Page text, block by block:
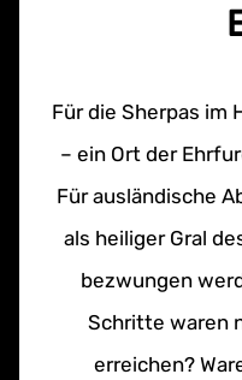
Für die Sherpas im
– ein Ort der
Für ausländische
als heiliger Gral
bezwungen
Schritte waren
erreichen?